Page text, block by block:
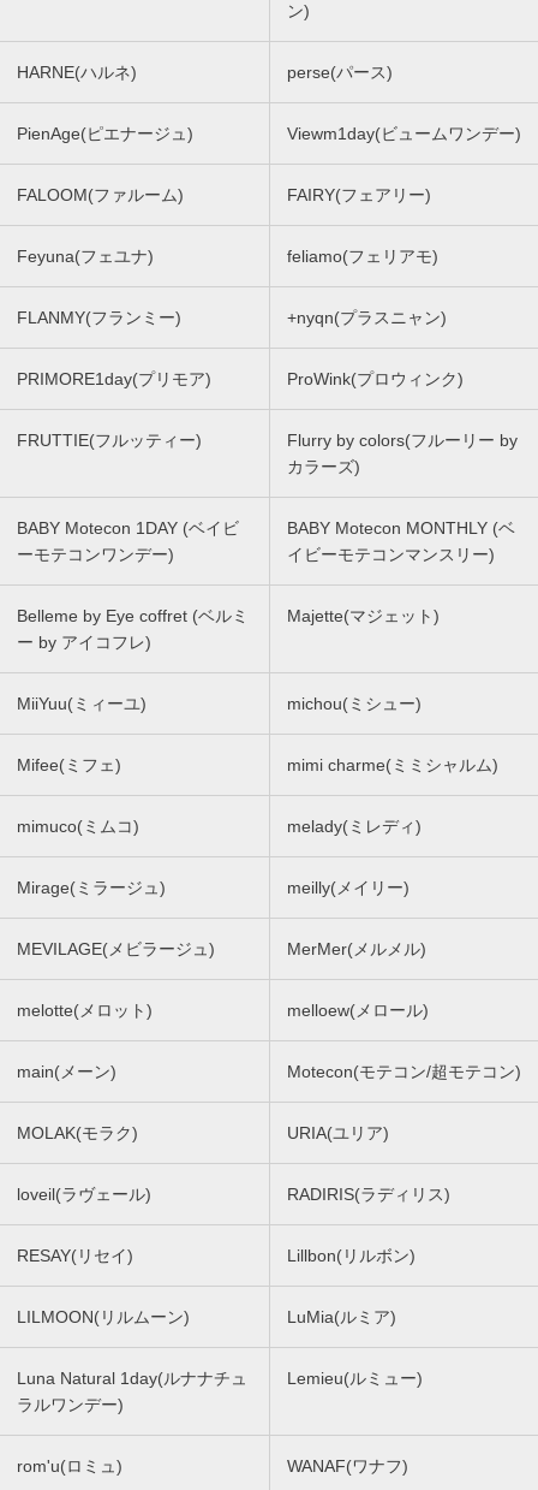
ン)
HARNE(ハルネ) perse(パース)
PienAge(ピエナージュ) Viewm1day(ビュームワンデー)
FALOOM(ファルーム) FAIRY(フェアリー)
Feyuna(フェユナ) feliamo(フェリアモ)
FLANMY(フランミー) +nyqn(プラスニャン)
PRIMORE1day(プリモア) ProWink(プロウィンク)
FRUTTIE(フルッティー)
Flurry by colors(フルーリー by
カラーズ)
BABY Motecon 1DAY (ベイビ
ーモテコンワンデー)
BABY Motecon MONTHLY (ベ
イビーモテコンマンスリー)
Belleme by Eye coffret (ベルミ
ー by アイコフレ)
Majette(マジェット)
MiiYuu(ミィーユ) michou(ミシュー)
Mifee(ミフェ) mimi charme(ミミシャルム)
mimuco(ミムコ) melady(ミレディ)
Mirage(ミラージュ) meilly(メイリー)
MEVILAGE(メビラージュ) MerMer(メルメル)
melotte(メロット) melloew(メロール)
main(メーン) Motecon(モテコン/超モテコン)
MOLAK(モラク) URIA(ユリア)
loveil(ラヴェール) RADIRIS(ラディリス)
RESAY(リセイ) Lillbon(リルボン)
LILMOON(リルムーン) LuMia(ルミア)
Luna Natural 1day(ルナナチュ
ラルワンデー)
Lemieu(ルミュー)
rom'u(ロミュ) WANAF(ワナフ)